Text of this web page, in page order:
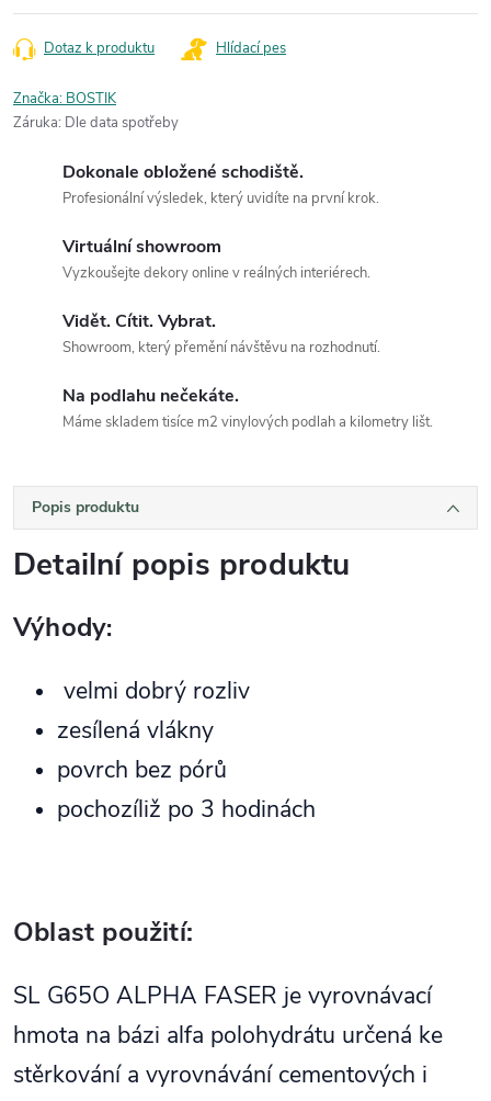
Dotaz k produktu Hlídací pes
Značka: BOSTIK
Záruka: Dle data spotřeby
Dokonale obložené schodiště.
Profesionální výsledek, který uvidíte na první krok.
Virtuální showroom
Vyzkoušejte dekory online v reálných interiérech.
Vidět. Cítit. Vybrat.
Showroom, který přemění návštěvu na rozhodnutí.
Na podlahu nečekáte.
Máme skladem tisíce m2 vinylových podlah a kilometry lišt.
Popis produktu
Detailní popis produktu
Výhody:
velmi dobrý rozliv
zesílená vlákny
povrch bez pórů
pochozíliž po 3 hodinách
Oblast použití:
SL G65O ALPHA FASER je vyrovnávací
hmota na bázi alfa polohydrátu určená ke
stěrkování a vyrovnávání cementových i